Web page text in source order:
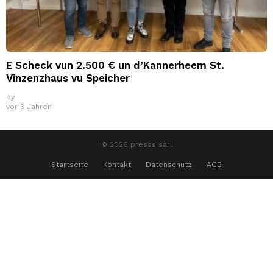
E Scheck vun 2.500 € un d’Kannerheem St.
Vinzenzhaus vu Speicher
by
vor 3 Jahren
© 2026 presss sàrl
Startseite Kontakt Datenschutz AGB